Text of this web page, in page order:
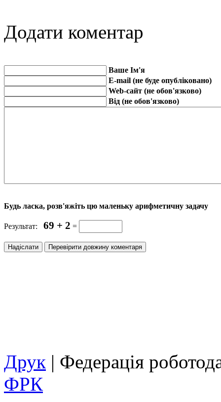
Додати коментар
Ваше Ім'я
E-mail (не буде опубліковано)
Web-сайт (не обов'язково)
Від (не обов'язково)
Будь ласка, розв'яжіть цю маленьку арифметичну задачу
Результат: 69 + 2 =
Друк | Федерація
ФРК